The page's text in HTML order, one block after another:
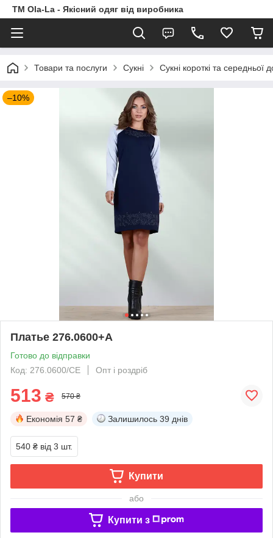
TM Ola-La - Якісний одяг від виробника
Товари та послуги Сукні Сукні короткі та середньої
–10%
Платье 276.0600+А
Готово до відправки
Код: 276.0600/СЕ
Опт і роздріб
513 ₴ 570 ₴
Економія 57 ₴ Залишилось 39 днів
540 ₴ від 3 шт.
Купити
або
Купити з